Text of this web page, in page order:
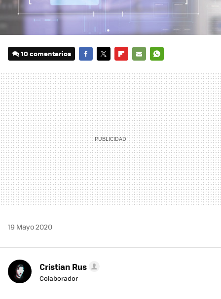
10 comentarios
MAIL
19 Mayo 2020
Cristian Rus
Colaborador